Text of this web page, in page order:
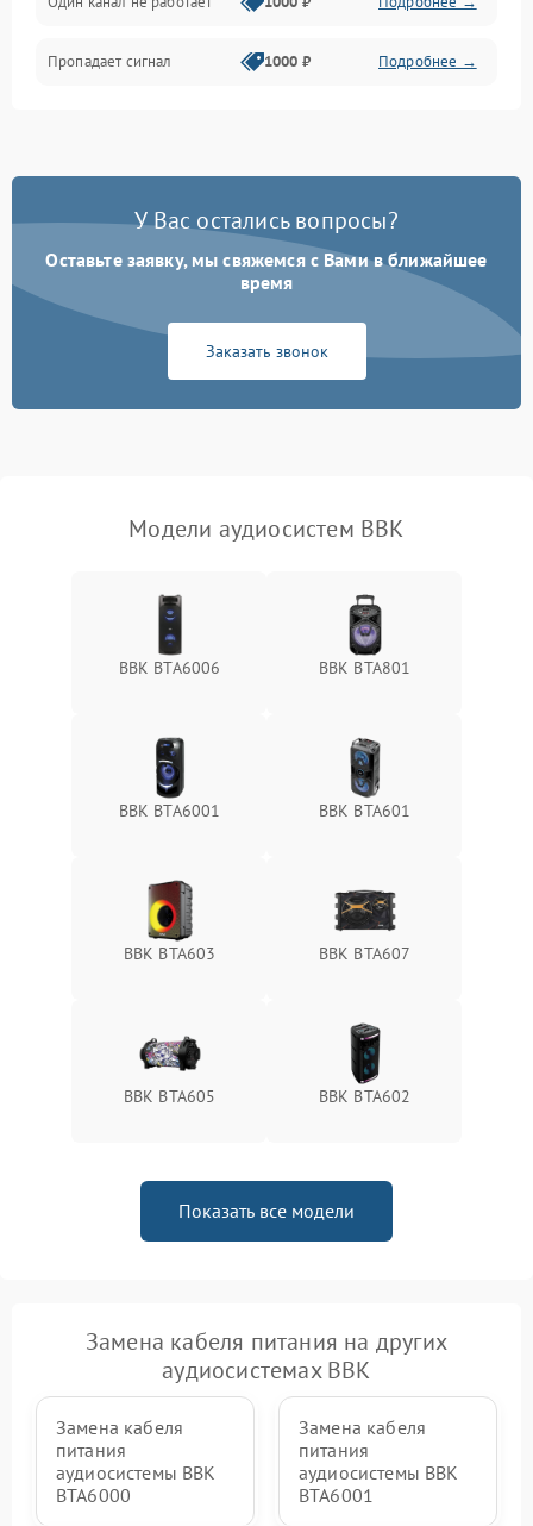
Пропадает сигнал 1000 ₽ Подробнее →
У Вас остались вопросы?
Оставьте заявку, мы свяжемся с Вами в ближайшее
время
Заказать звонок
Модели аудиосистем BBK
BBK BTA6006 BBK BTA801
BBK BTA6001 BBK BTA601
BBK BTA603 BBK BTA607
BBK BTA605 BBK BTA602
Показать все модели
Замена кабеля питания на других
аудиосистемах BBK
Замена кабеля
питания
аудиосистемы BBK
BTA6000
Замена кабеля
питания
аудиосистемы BBK
BTA6001